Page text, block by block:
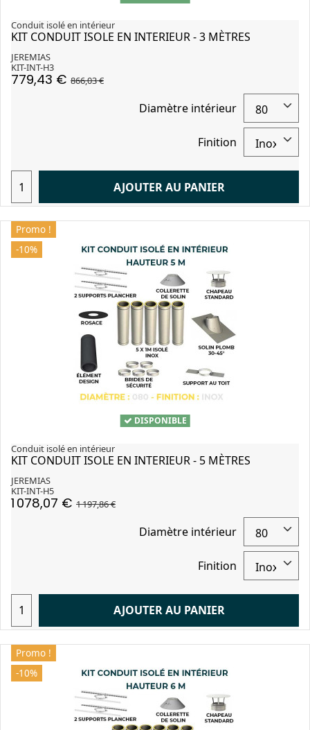
Conduit isolé en intérieur
KIT CONDUIT ISOLE EN INTERIEUR - 3 MÈTRES
JEREMIAS
KIT-INT-H3
779,43 € 866,03 €
Diamètre intérieur
Finition
AJOUTER AU PANIER
Promo !
-10%
DISPONIBLE
Conduit isolé en intérieur
KIT CONDUIT ISOLE EN INTERIEUR - 5 MÈTRES
JEREMIAS
KIT-INT-H5
1 078,07 € 1 197,86 €
Diamètre intérieur
Finition
AJOUTER AU PANIER
Promo !
-10%